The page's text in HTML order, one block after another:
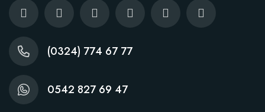
(0324) 774 67 77
0542 827 69 47